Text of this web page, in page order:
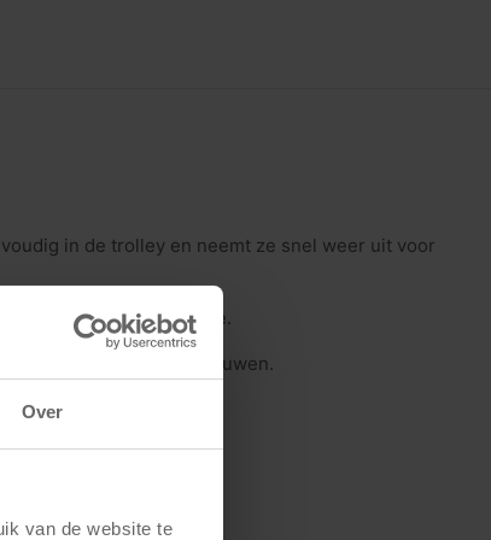
Over
van de website te
in de trolley en neemt ze snel weer uit voor
en vastzetten op locatie.
u snel wilt op- en afbouwen.